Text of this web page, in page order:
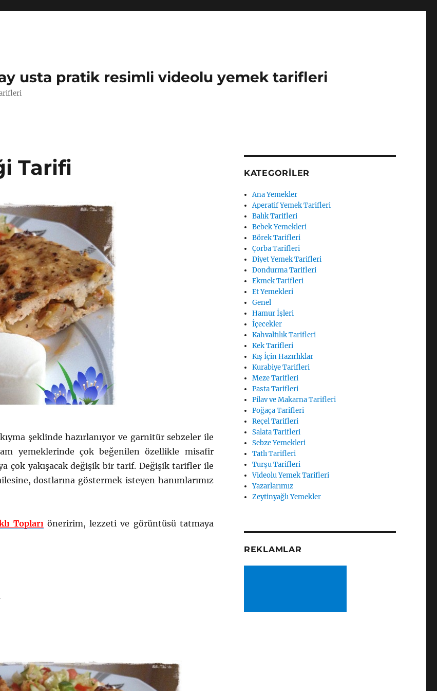
usta pratik resimli videolu yemek tarifleri
Tarifi
şeklinde hazırlanıyor ve garnitür sebzeler ile
yemeklerinde çok beğenilen özellikle misafir
çok yakışacak değişik bir tarif. Değişik tarifler ile
dostlarına göstermek isteyen hanımlarımız
Toplarıöneririm, lezzeti ve görüntüsü tatmaya
KATEGORILER
Ana Yemekler
Aperatif Yemek Tarifleri
Balık Tarifleri
Bebek Yemekleri
Börek Tarifleri
Çorba Tarifleri
Diyet Yemek Tarifleri
Dondurma Tarifleri
Ekmek Tarifleri
Et Yemekleri
Genel
Hamur İşleri
İçecekler
Kahvaltılık Tarifleri
Kek Tarifleri
Kış İçin Hazırlıklar
Kurabiye Tarifleri
Meze Tarifleri
Pasta Tarifleri
Pilav ve Makarna Tarifleri
Poğaça Tarifleri
Reçel Tarifleri
Salata Tarifleri
Sebze Yemekleri
Tatlı Tarifleri
Turşu Tarifleri
Videolu Yemek Tarifleri
Yazarlarımız
Zeytinyağlı Yemekler
REKLAMLAR